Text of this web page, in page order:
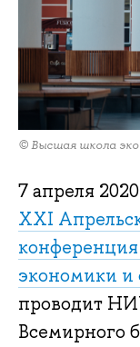
© Высшая школа
7 апреля
XXI
экономики и
проводит
Всемирного